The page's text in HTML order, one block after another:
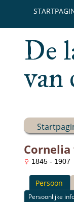
De
van
Cornelia
1845 - 1907
Persoon
Persoonlijke